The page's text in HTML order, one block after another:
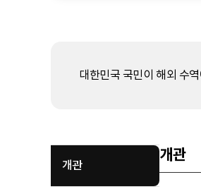
대한민국 국민이 해외 수
개관
개관